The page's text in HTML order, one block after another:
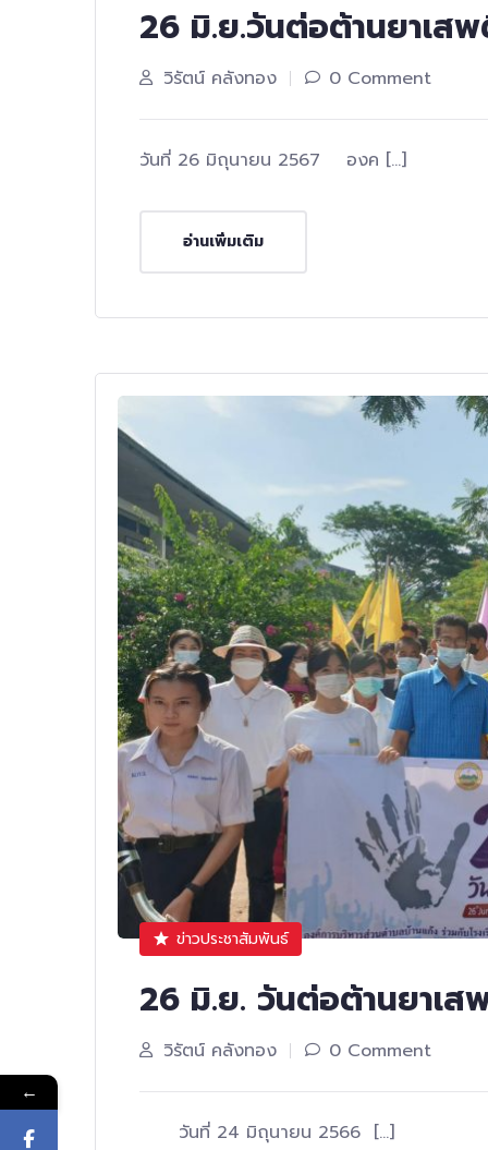
26 มิ.ย.วันต่อต้านยาเส
วิรัตน์ คลังทอง 0 Comment
วันที่ 26 มิถุนายน 2567 องค […]
อ่านเพิ่มเติม
ข่าวประชาสัมพันธ์
26 มิ.ย. วันต่อต้านยาเส
วิรัตน์ คลังทอง 0 Comment
วันที่ 24 มิถุนายน 2566 […]
←